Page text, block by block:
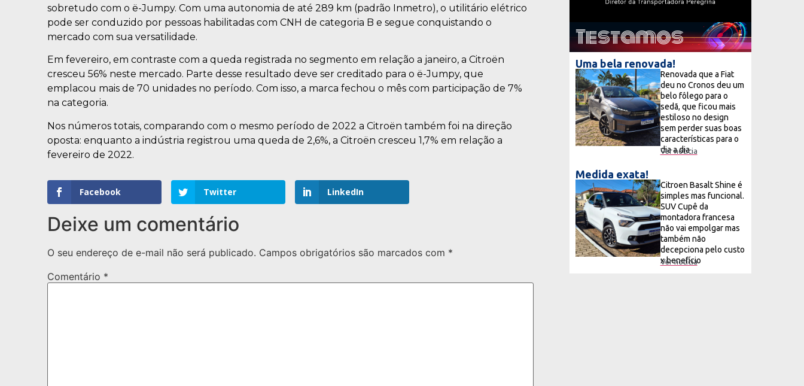
sobretudo com o ë-Jumpy. Com uma autonomia de até 289 km (padrão Inmetro), o utilitário elétrico
pode ser conduzido por pessoas habilitadas com CNH de categoria B e segue conquistando o
mercado com sua versatilidade.
Em fevereiro, em contraste com a queda registrada no segmento em relação a janeiro, a Citroën
cresceu 56% neste mercado. Parte desse resultado deve ser creditado para o ë-Jumpy, que
emplacou mais de 70 unidades no período. Com isso, a marca fechou o mês com participação de 7%
na categoria.
Nos números totais, comparando com o mesmo período de 2022 a Citroën também foi na direção
oposta: enquanto a indústria registrou uma queda de 2,6%, a Citroën cresceu 1,7% em relação a
fevereiro de 2022.
Facebook Twitter LinkedIn
Deixe um comentário
O seu endereço de e-mail não será publicado. Campos obrigatórios são marcados com *
Comentário *
Testamos
Uma bela renovada!
Renovada que a Fiat
deu no Cronos deu um
belo fôlego para o
sedã, que ficou mais
estiloso no design
sem perder suas boas
características para o
dia a dia
Ver notícia
Medida exata!
Citroen Basalt Shine é
simples mas funcional.
SUV Cupê da
montadora francesa
não vai empolgar mas
também não
decepciona pelo custo
x benefício
Ver notícia